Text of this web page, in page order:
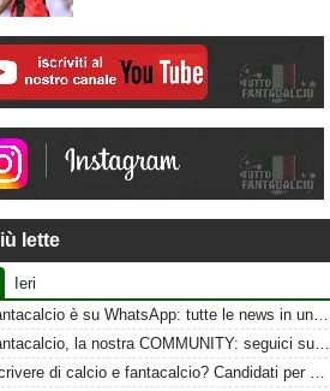
lette
Ieri
Tuttofantacalcio è su WhatsApp: tutte le news in un click
Tuttofantacalcio, la nostra COMMUNITY: seguici sui nostri canali social
Vuoi scrivere di calcio e fantacalcio? Candidati per Tuttofantacalcio